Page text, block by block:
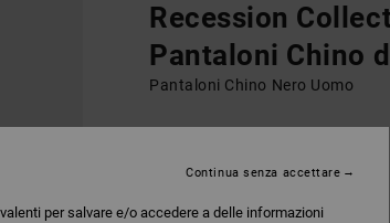
Recession
Pantaloni Chino
Pantaloni Chino Nero Uomo
per salvare e/o accedere a delle informazioni
Continua senza accettare